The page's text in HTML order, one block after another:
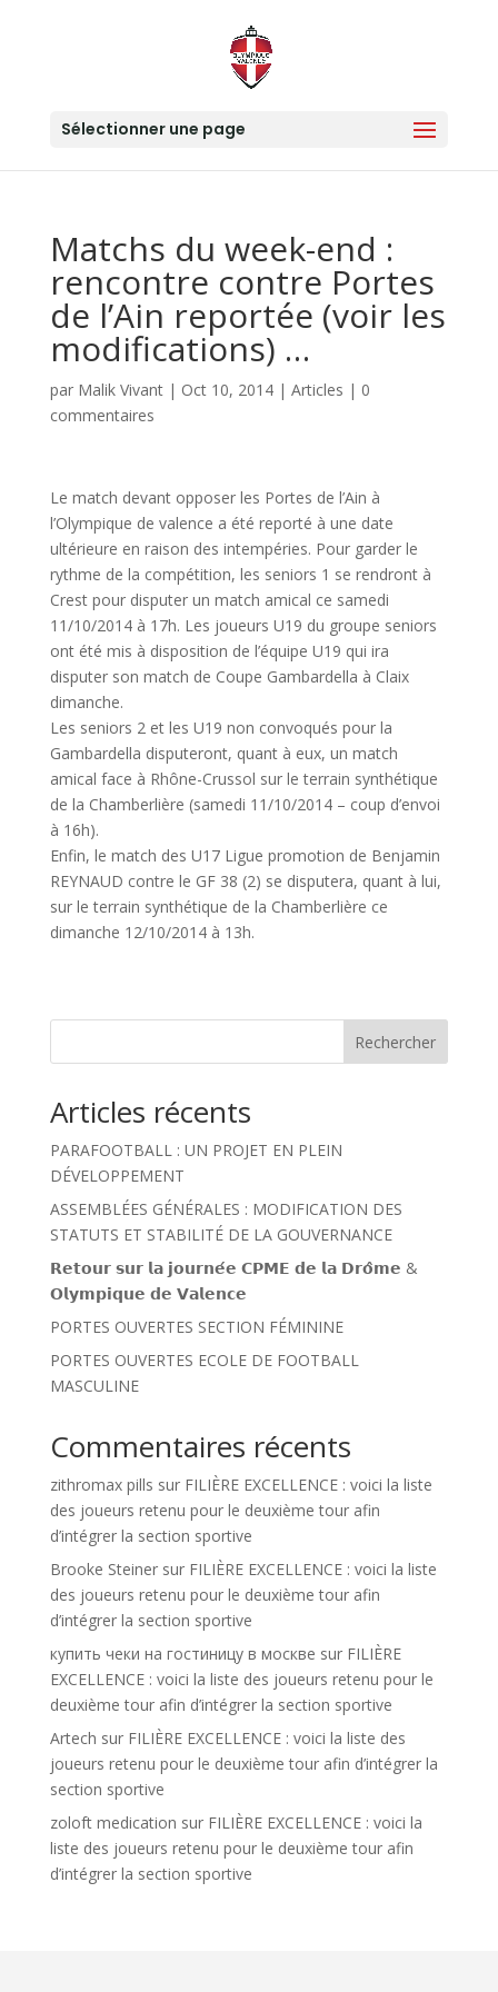
Sélectionner une page
Matchs du week-end :
rencontre contre Portes
de l’Ain reportée (voir les
modifications) …
par Malik Vivant| Oct 10, 2014| Articles | 0
commentaires
Le match devant opposer les Portes de l’Ain à
l’Olympique de valence a été reporté à une date
ultérieure en raison des intempéries. Pour garder le
rythme de la compétition, les seniors 1 se rendront à
Crest pour disputer un match amical ce samedi
11/10/2014 à 17h. Les joueurs U19 du groupe seniors
ont été mis à disposition de l’équipe U19 qui ira
disputer son match de Coupe Gambardella à Claix
dimanche.
Les seniors 2 et les U19 non convoqués pour la
Gambardella disputeront, quant à eux, un match
amical face à Rhône-Crussol sur le terrain synthétique
de la Chamberlière (samedi 11/10/2014 – coup d’envoi
à 16h).
Enfin, le match des U17 Ligue promotion de Benjamin
REYNAUD contre le GF 38 (2) se disputera, quant à lui,
sur le terrain synthétique de la Chamberlière ce
dimanche 12/10/2014 à 13h.
Rechercher
Articles récents
PARAFOOTBALL : UN PROJET EN PLEIN
DÉVELOPPEMENT
ASSEMBLÉES GÉNÉRALES : MODIFICATION DES
STATUTS ET STABILITÉ DE LA GOUVERNANCE
𝗥𝗲𝘁𝗼𝘂𝗿 𝘀𝘂𝗿 𝗹𝗮 𝗷𝗼𝘂𝗿𝗻𝗲́𝗲 𝗖𝗣𝗠𝗘 𝗱𝗲 𝗹𝗮 𝗗𝗿𝗼̂𝗺𝗲 &
𝗢𝗹𝘆𝗺𝗽𝗶𝗾𝘂𝗲 𝗱𝗲 𝗩𝗮𝗹𝗲𝗻𝗰𝗲
PORTES OUVERTES SECTION FÉMININE
PORTES OUVERTES ECOLE DE FOOTBALL
MASCULINE
Commentaires récents
zithromax pills sur FILIÈRE EXCELLENCE : voici la liste
des joueurs retenu pour le deuxième tour afin
d’intégrer la section sportive
Brooke Steinersur FILIÈRE EXCELLENCE : voici la liste
des joueurs retenu pour le deuxième tour afin
d’intégrer la section sportive
купить чеки на гостиницу в москве sur FILIÈRE
EXCELLENCE : voici la liste des joueurs retenu pour le
deuxième tour afin d’intégrer la section sportive
Artech sur FILIÈRE EXCELLENCE : voici la liste des
joueurs retenu pour le deuxième tour afin d’intégrer la
section sportive
zoloft medication sur FILIÈRE EXCELLENCE : voici la
liste des joueurs retenu pour le deuxième tour afin
d’intégrer la section sportive